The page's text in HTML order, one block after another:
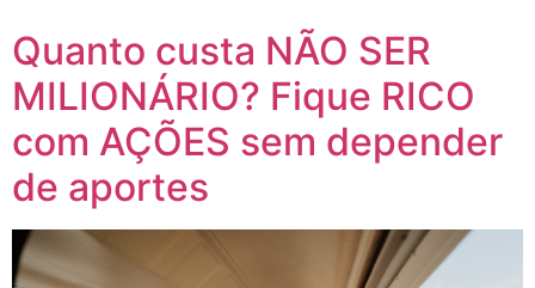
Quanto custa NÃO SER
MILIONÁRIO? Fique RICO
com AÇÕES sem depender
de aportes